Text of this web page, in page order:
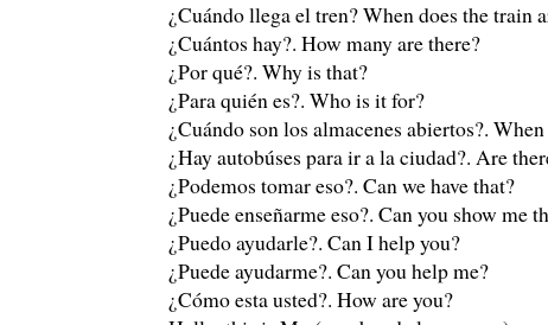
¿Cuándo llega el tren? When does the train
¿Cuántos hay?. How many are there?
¿Por qué?. Why is that?
¿Para quién es?. Who is it for?
¿Cuándo son los almacenes abiertos?.
¿Hay autobúses para ir a la ciudad?. Are
¿Podemos tomar eso?. Can we have that?
¿Puede enseñarme eso?. Can you show me
¿Puedo ayudarle?. Can I help you?
¿Puede ayudarme?. Can you help me?
¿Cómo esta usted?. How are you?